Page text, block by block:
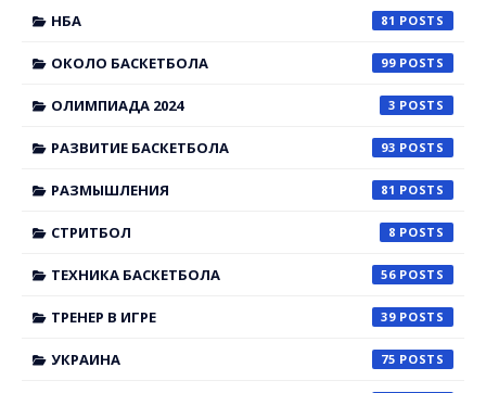
НБА 81
ОКОЛО БАСКЕТБОЛА 99
ОЛИМПИАДА 2024 3
РАЗВИТИЕ БАСКЕТБОЛА 93
РАЗМЫШЛЕНИЯ 81
СТРИТБОЛ 8
ТЕХНИКА БАСКЕТБОЛА 56
ТРЕНЕР В ИГРЕ 39
УКРАИНА 75